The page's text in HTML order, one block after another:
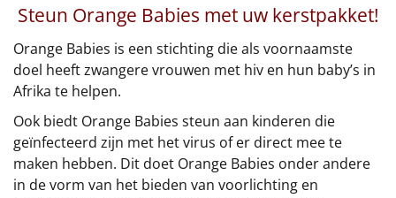
€75 tot €100
€100 en hoger
Alle kerstpakketten 2026
Thema
Steun Orange Babies met uw kerstpakket!
Orange Babies is een stichting die als voornaamste
doel heeft zwangere vrouwen met hiv en hun baby’s in
Afrika te helpen.
Ook biedt Orange Babies steun aan kinderen die
geïnfecteerd zijn met het virus of er direct mee te
maken hebben. Dit doet Orange Babies onder andere
in de vorm van het bieden van voorlichting en